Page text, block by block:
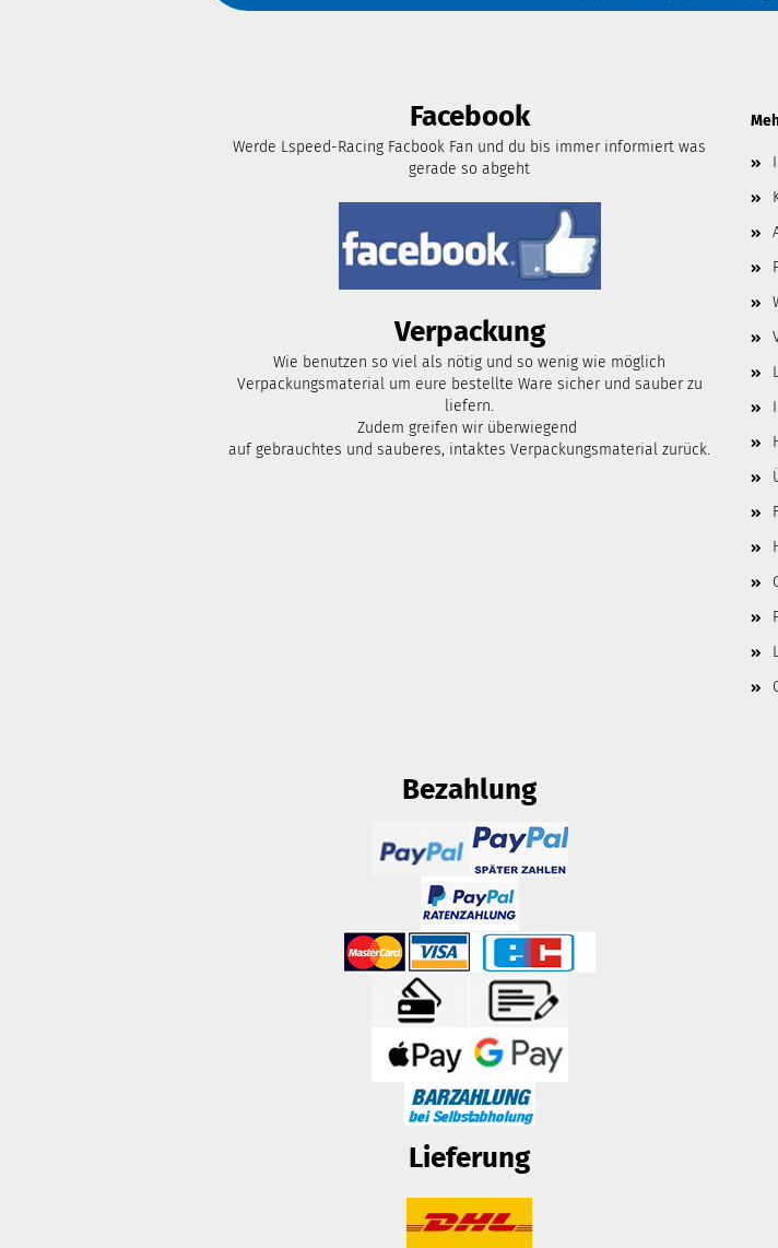
Facebook
Werde Lspeed-Racing Facbook Fan und du bis immer informiert was
gerade so abgeht
Verpackung
Wie benutzen so viel als nötig und so wenig wie möglich
Verpackungsmaterial um eure bestellte Ware sicher und sauber zu
liefern.
Zudem greifen wir überwiegend
auf gebrauchtes und sauberes, intaktes Verpackungsmaterial zurück.
Bezahlung
Lieferung